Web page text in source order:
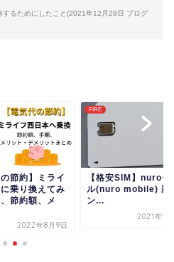
るためにしたこと(2021年12月28日 ブログ
】nuroモバイ
新プラ
FIRE
石川県民割延長！「
にごちそうキャンペ
ン」体験記
2021年11